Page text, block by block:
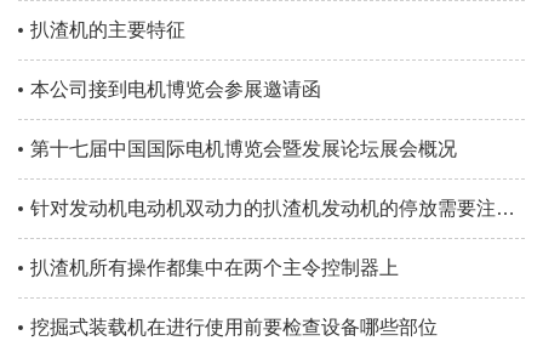
扒渣机的主要特征
本公司接到电机博览会参展邀请函
第十七届中国国际电机博览会暨发展论坛展会概况
针对发动机电动机双动力的扒渣机发动机的停放需要注意哪些
扒渣机所有操作都集中在两个主令控制器上
挖掘式装载机在进行使用前要检查设备哪些部位